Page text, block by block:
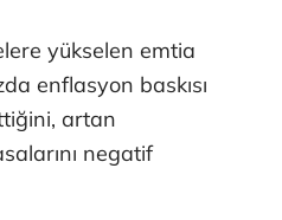
yükselen emtia
enflasyon baskısı
artan
negatif